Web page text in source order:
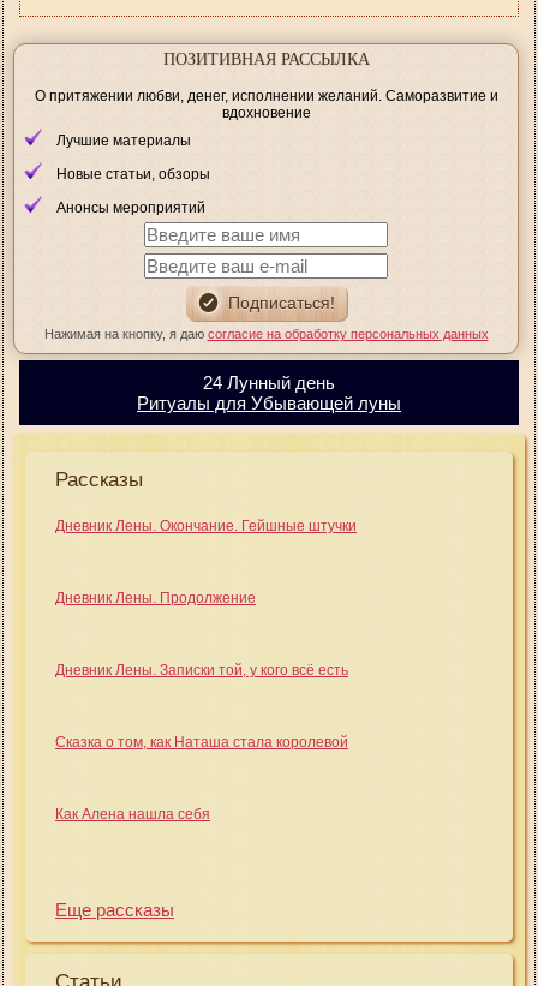
ПОЗИТИВНАЯ РАССЫЛКА
О притяжении любви, денег, исполнении желаний. Саморазвитие и
вдохновение
Лучшие материалы
Новые статьи, обзоры
Анонсы мероприятий
Нажимая на кнопку, я даю согласие на обработку персональных данных
24 Лунный день
Ритуалы для Убывающей луны
Рассказы
Дневник Лены. Окончание. Гейшные штучки
Дневник Лены. Продолжение
Дневник Лены. Записки той, у кого всё есть
Сказка о том, как Наташа стала королевой
Как Алена нашла себя
Еще рассказы
Статьи